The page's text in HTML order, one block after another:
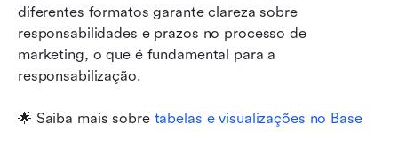
diferentes formatos garante clareza sobre
responsabilidades e prazos no processo de
marketing, o que é fundamental para a
responsabilização.
🌟 Saiba mais sobre tabelas e visualizações no Base